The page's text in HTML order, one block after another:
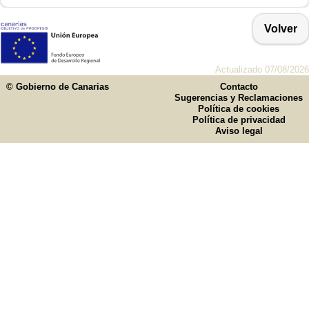
Volver
Actualizado 07/08/2026
© Gobierno de Canarias
Contacto
Sugerencias y Reclamaciones
Política de cookies
Política de privacidad
Aviso legal